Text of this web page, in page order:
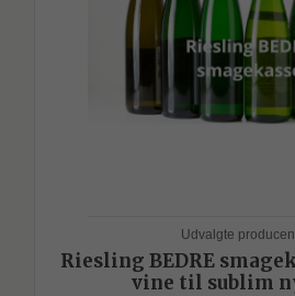
Udvalgte
Riesling BEDRE
vine til sublim